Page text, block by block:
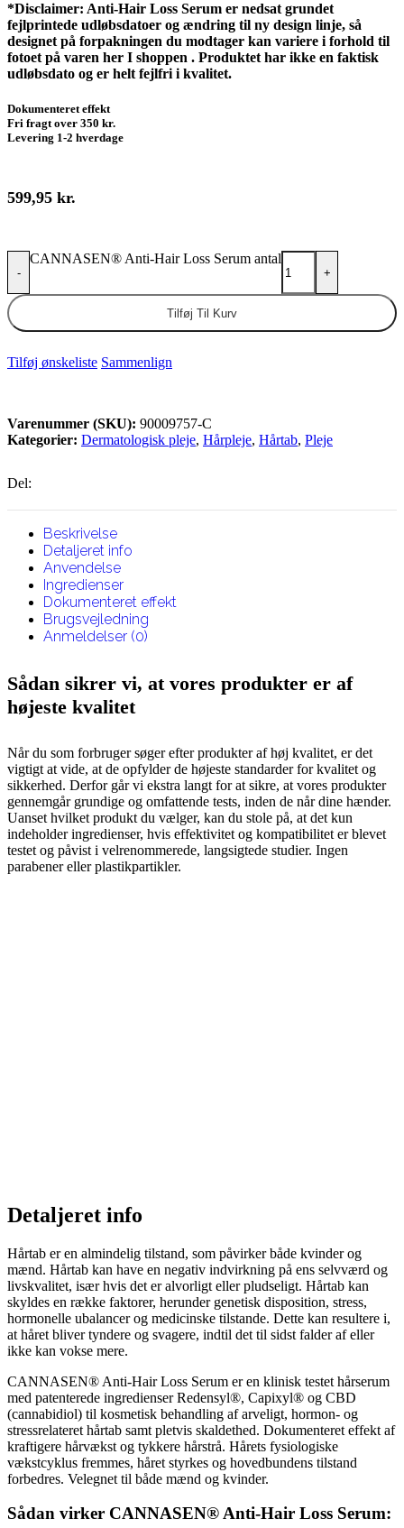
*Disclaimer: Anti-Hair Loss Serum er nedsat grundet
fejlprintede udløbsdatoer og ændring til ny design linje, så
designet på forpakningen du modtager kan variere i forhold til
fotoet på varen her I shoppen . Produktet har ikke en faktisk
udløbsdato og er helt fejlfri i kvalitet.
Dokumenteret effekt
Fri fragt over 350 kr.
Levering 1-2 hverdage
599,95 kr.
-
CANNASEN® Anti-Hair Loss Serum antal
+
Tilføj Til Kurv
Tilføj ønskeliste Sammenlign
Varenummer (SKU): 90009757-C
Kategorier: Dermatologisk pleje, Hårpleje, Hårtab, Pleje
Del:
Beskrivelse
Detaljeret info
Anvendelse
Ingredienser
Dokumenteret effekt
Brugsvejledning
Anmeldelser (0)
Sådan sikrer vi, at vores produkter er af
højeste kvalitet
Når du som forbruger søger efter produkter af høj kvalitet, er det
vigtigt at vide, at de opfylder de højeste standarder for kvalitet og
sikkerhed. Derfor går vi ekstra langt for at sikre, at vores produkter
gennemgår grundige og omfattende tests, inden de når dine hænder.
Uanset hvilket produkt du vælger, kan du stole på, at det kun
indeholder ingredienser, hvis effektivitet og kompatibilitet er blevet
testet og påvist i velrenommerede, langsigtede studier. Ingen
parabener eller plastikpartikler.
Detaljeret info
Hårtab er en almindelig tilstand, som påvirker både kvinder og
mænd. Hårtab kan have en negativ indvirkning på ens selvværd og
livskvalitet, især hvis det er alvorligt eller pludseligt. Hårtab kan
skyldes en række faktorer, herunder genetisk disposition, stress,
hormonelle ubalancer og medicinske tilstande. Dette kan resultere i,
at håret bliver tyndere og svagere, indtil det til sidst falder af eller
ikke kan vokse mere.
CANNASEN® Anti-Hair Loss Serum er en klinisk testet hårserum
med patenterede ingredienser Redensyl®, Capixyl® og CBD
(cannabidiol) til kosmetisk behandling af arveligt, hormon- og
stressrelateret hårtab samt pletvis skaldethed. Dokumenteret effekt af
kraftigere hårvækst og tykkere hårstrå. Hårets fysiologiske
vækstcyklus fremmes, håret styrkes og hovedbundens tilstand
forbedres. Velegnet til både mænd og kvinder.
Sådan virker CANNASEN® Anti-Hair Loss Serum: